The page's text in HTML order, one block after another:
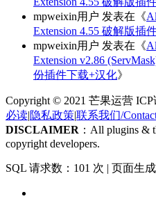
mpweixin用户 发表在《
Extension 4.55 破解版插
mpweixin用户 发表在《
Extension v2.86
份插件下载+汉化》
Copyright © 2021 芒果运营 ICP
必读|隐私政策|联系我们/
DISCLAIMER ：All plugins &
copyright developers.
SQL 请求数：101 次 | 页面生